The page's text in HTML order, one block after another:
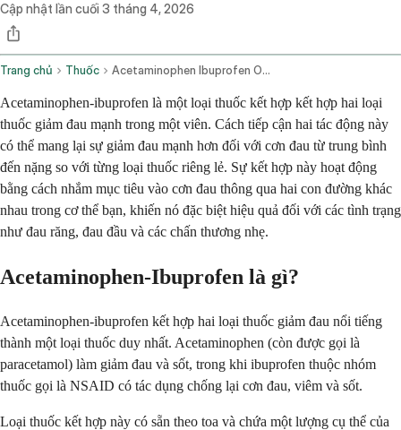
Cập nhật lần cuối 3 tháng 4, 2026
Trang chủ Thuốc Acetaminophen Ibuprofen Oral Route
Acetaminophen-ibuprofen là một loại thuốc kết hợp kết hợp hai loại
thuốc giảm đau mạnh trong một viên. Cách tiếp cận hai tác động này
có thể mang lại sự giảm đau mạnh hơn đối với cơn đau từ trung bình
đến nặng so với từng loại thuốc riêng lẻ. Sự kết hợp này hoạt động
bằng cách nhắm mục tiêu vào cơn đau thông qua hai con đường khác
nhau trong cơ thể bạn, khiến nó đặc biệt hiệu quả đối với các tình trạng
như đau răng, đau đầu và các chấn thương nhẹ.
Acetaminophen-Ibuprofen là gì?
Acetaminophen-ibuprofen kết hợp hai loại thuốc giảm đau nổi tiếng
thành một loại thuốc duy nhất. Acetaminophen (còn được gọi là
paracetamol) làm giảm đau và sốt, trong khi ibuprofen thuộc nhóm
thuốc gọi là NSAID có tác dụng chống lại cơn đau, viêm và sốt.
Loại thuốc kết hợp này có sẵn theo toa và chứa một lượng cụ thể của